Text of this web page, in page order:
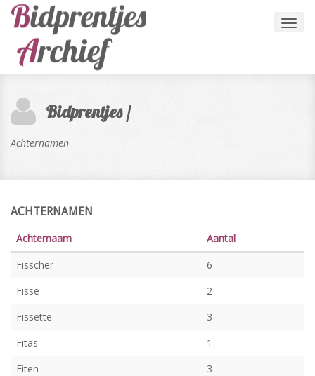
Bidprentjes /
Achternamen
ACHTERNAMEN
Achternaam
Aantal
Fisscher
6
Fisse
2
Fissette
3
Fitas
1
Fiten
3